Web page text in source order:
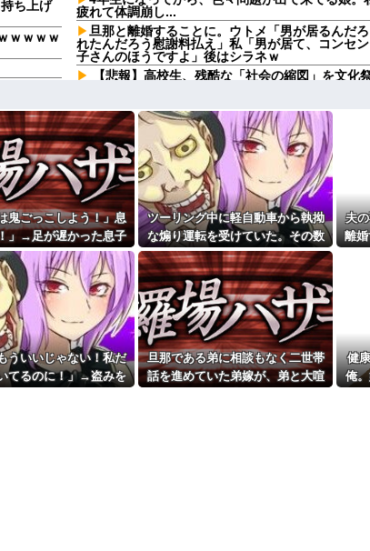
ち上げ
ｗｗｗｗ
て考えた
ないから
声を掛け
た。親は
・
ｗｗｗｗ
庫があっ
な！」結
いでく
疲れて体調崩し...
旦那と離婚することに。ウトメ「男が居るんだ
れたんだろう慰謝料払え」私「男が居て、コンセ
子さんのほうですよ」後はシラネｗ
【悲報】高校生、残酷な「社会の縮図」を文化
カラオケで採点入れるやつwwww
義兄嫁が「義兄と喧嘩してDVされた、助けて」
てきた。私「無理」義兄嫁「お腹痛い…苦しい…」
たら、甘いことを言われ…
【急増】「外国人受け入れ反対」56.3％に わず
東大調査「若い世代ほど増加」
私が入院しているとき、義兄嫁が私の子供達に
るの？うちでは引き取れないわよ。」と
どいつもこいつも、ちゅーだとかネコパンチだ
とき、手足の指を噛みますが何か。【再】
Ａちゃんママは遊園地や水族館が大嫌い。夏休
んちだけ。私の母「可哀想。孫ちゃんと一緒にＴ
い」→Ａママに烈火の如くキレられた
こども園から孫が怪我した迎えにと連絡あり。
上に石を落としたそうな
【悲報】『自認レイブンクロー』 ← こいつらの
主な税金の成り立ちを調べてみたよ
鬼ごっこしよう！」息
」→足が遅かった息子
遊び続けた10年後…
ツーリング中に軽自動車から執拗
な煽り運転を受けていた。その数
分後、思わぬ結末を目撃すること
になり…
夫
離
ういいじゃない！私だ
てるのに！」→盗みを
旦那である弟に相談もなく二世帯
話を進めていた弟嫁が、弟と大喧
健
俺